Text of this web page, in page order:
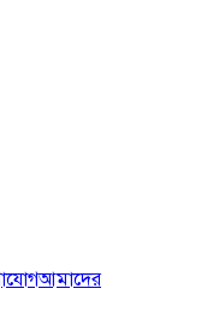
আমাদের